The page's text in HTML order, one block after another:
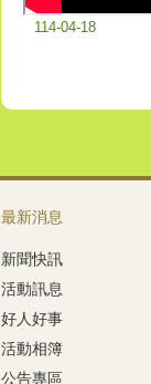
114-04-18
最新消息
新聞快訊
活動訊息
好人好事
活動相簿
公告專區